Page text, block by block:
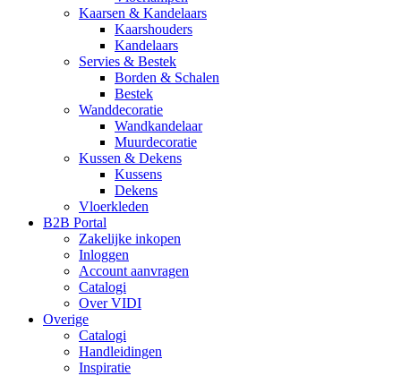
Kaarsen & Kandelaars
Kaarshouders
Kandelaars
Servies & Bestek
Borden & Schalen
Bestek
Wanddecoratie
Wandkandelaar
Muurdecoratie
Kussen & Dekens
Kussens
Dekens
Vloerkleden
B2B Portal
Zakelijke inkopen
Inloggen
Account aanvragen
Catalogi
Over VIDI
Overige
Catalogi
Handleidingen
Inspiratie